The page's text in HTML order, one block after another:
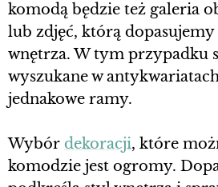
komodą będzie też galeria
lub zdjęć, którą
wnętrza. W tym przypadku
wyszukane w
jednakowe ramy.
Wybór dekoracji, które
komodzie jest ogromy.